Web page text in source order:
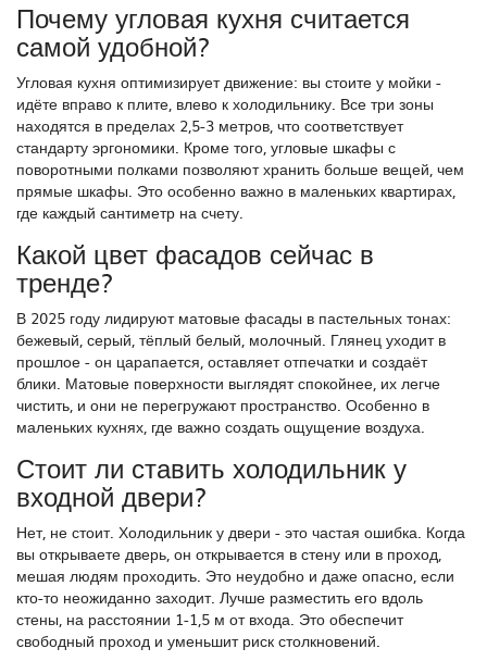
Почему угловая кухня считается
самой удобной?
Угловая кухня оптимизирует движение: вы стоите у мойки -
идёте вправо к плите, влево к холодильнику. Все три зоны
находятся в пределах 2,5-3 метров, что соответствует
стандарту эргономики. Кроме того, угловые шкафы с
поворотными полками позволяют хранить больше вещей, чем
прямые шкафы. Это особенно важно в маленьких квартирах,
где каждый сантиметр на счету.
Какой цвет фасадов сейчас в
тренде?
В 2025 году лидируют матовые фасады в пастельных тонах:
бежевый, серый, тёплый белый, молочный. Глянец уходит в
прошлое - он царапается, оставляет отпечатки и создаёт
блики. Матовые поверхности выглядят спокойнее, их легче
чистить, и они не перегружают пространство. Особенно в
маленьких кухнях, где важно создать ощущение воздуха.
Стоит ли ставить холодильник у
входной двери?
Нет, не стоит. Холодильник у двери - это частая ошибка. Когда
вы открываете дверь, он открывается в стену или в проход,
мешая людям проходить. Это неудобно и даже опасно, если
кто-то неожиданно заходит. Лучше разместить его вдоль
стены, на расстоянии 1-1,5 м от входа. Это обеспечит
свободный проход и уменьшит риск столкновений.